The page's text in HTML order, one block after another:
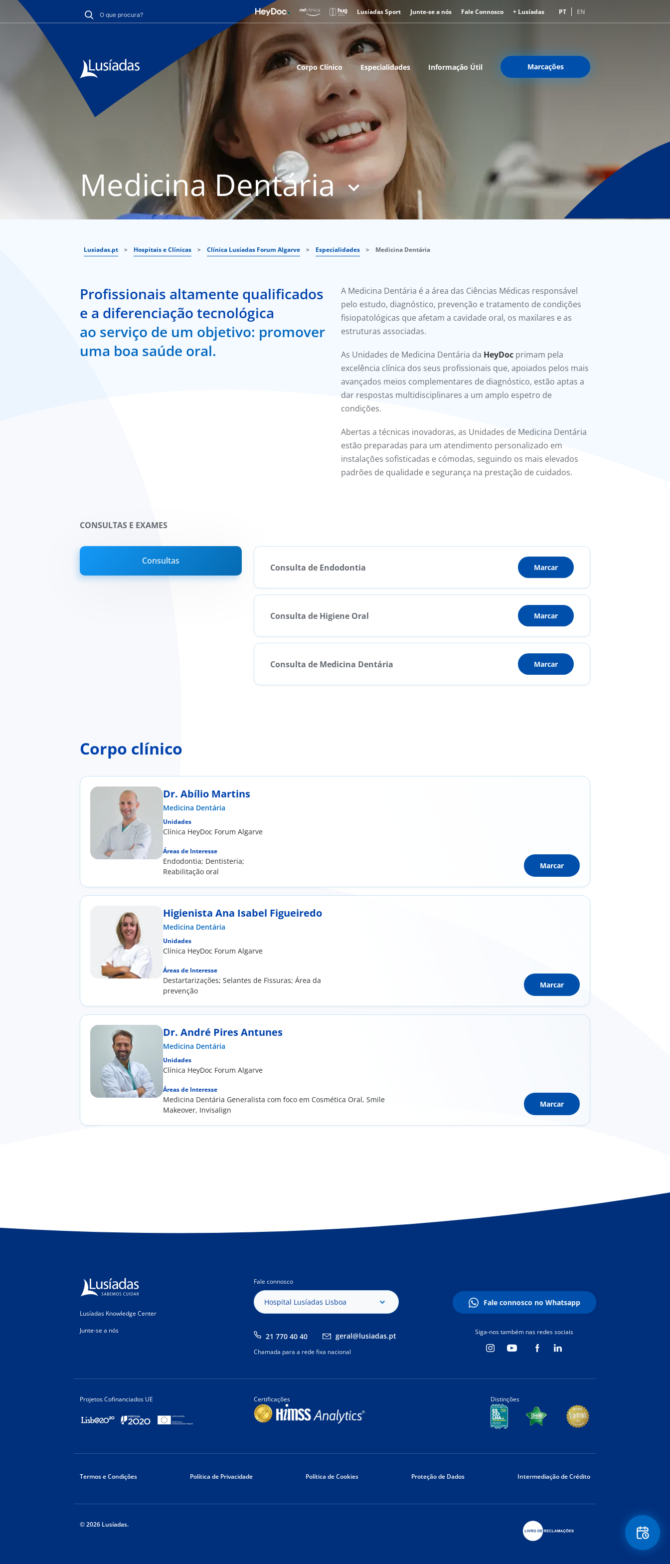
Lusíadas Sport Junte-se a nós Fale Connosco + Lusíadas PT EN
Corpo Clínico Especialidades Informação Útil Marcações
Medicina Dentária
Lusiadas.pt > Hospitais e Clínicas > Clínica Lusíadas Forum Algarve > Especialidades > Medicina Dentária
Profissionais altamente qualificados
e a diferenciação tecnológica
ao serviço de um objetivo: promover
uma boa saúde oral.
A Medicina Dentária é a área das Ciências Médicas responsável
pelo estudo, diagnóstico, prevenção e tratamento de condições
fisiopatológicas que afetam a cavidade oral, os maxilares e as
estruturas associadas.
As Unidades de Medicina Dentária da HeyDoc primam pela
excelência clínica dos seus profissionais que, apoiados pelos mais
avançados meios complementares de diagnóstico, estão aptas a
dar respostas multidisciplinares a um amplo espetro de
condições.
Abertas a técnicas inovadoras, as Unidades de Medicina Dentária
estão preparadas para um atendimento personalizado em
instalações sofisticadas e cómodas, seguindo os mais elevados
padrões de qualidade e segurança na prestação de cuidados.
CONSULTAS E EXAMES
Consultas
Consulta de Endodontia Marcar
Consulta de Higiene Oral Marcar
Consulta de Medicina Dentária Marcar
Corpo clínico
Dr. Abílio Martins
Medicina Dentária
Unidades
Clínica HeyDoc Forum Algarve
Áreas de Interesse
Endodontia; Dentisteria;
Reabilitação oral
Marcar
Higienista Ana Isabel Figueiredo
Medicina Dentária
Unidades
Clínica HeyDoc Forum Algarve
Áreas de Interesse
Destartarizações; Selantes de Fissuras; Área da
prevenção
Marcar
Dr. André Pires Antunes
Medicina Dentária
Unidades
Clínica HeyDoc Forum Algarve
Áreas de Interesse
Medicina Dentária Generalista com foco em Cosmética Oral, Smile
Makeover, Invisalign
Marcar
Lusíadas Knowledge Center
Junte-se a nós
Fale connosco
Hospital Lusíadas Lisboa
21 770 40 40 geral@lusiadas.pt
Chamada para a rede fixa nacional
Fale connosco no Whatsapp
Siga-nos também nas redes sociais
Projetos Cofinanciados UE Certificações Distinções
Termos e Condições Política de Privacidade Política de Cookies Proteção de Dados Intermediação de Crédito
© 2026 Lusíadas.
Floating
Contact
Button